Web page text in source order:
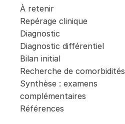
À retenir
Repérage clinique
Diagnostic
Diagnostic différentiel
Bilan initial
Recherche de comorbidités
Synthèse : examens
complémentaires
Références